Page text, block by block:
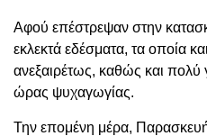
Αφού επέστρεψαν στην
εκλεκτά εδέσματα, τα οποία
ανεξαιρέτως, καθώς και πολύ
ώρας ψυχαγωγίας.
Την επομένη μέρα,